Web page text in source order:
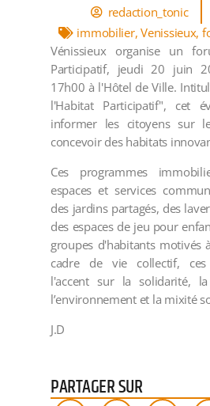
redaction_tonic
immobilier,Venissieux,
Vénissieux organise un
Participatif, jeudi 20 juin
17h00 à l'Hôtel de Ville.
l'Habitat Participatif", cet
informer les citoyens sur
concevoir des habitats
Ces programmes
espaces et services
des jardins partagés, des
des espaces de jeu pour
groupes d'habitants motivés
cadre de vie collectif,
l'accent sur la solidarité,
l’environnement et la mixité
J.D
PARTAGER SUR